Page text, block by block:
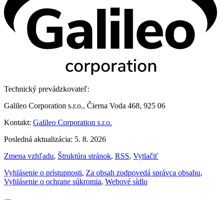
Technický prevádzkovateľ:
Galileo Corporation s.r.o., Čierna Voda 468, 925 06
Kontakt: Galileo Corporation s.r.o.
Posledná aktualizácia: 5. 8. 2026
Zmena vzhľadu, Štruktúra stránok, RSS, Vytlačiť
Vyhlásenie o prístupnosti, Za obsah zodpovedá správca obsahu,
Vyhlásenie o ochrane súkromia, Webové sídlo